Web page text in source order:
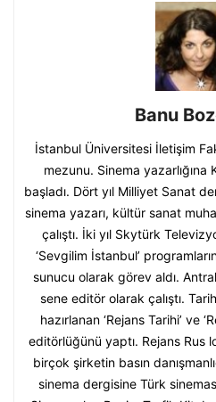
Banu
İstanbul Üniversitesi İletişim
mezunu. Sinema
başladı. Dört yıl Milliyet Sanat
sinema yazarı, kültür sanat
çalıştı. İki yıl Skytürk
‘Sevgilim İstanbul’
sunucu olarak görev aldı.
sene editör olarak çalıştı.
hazırlanan ‘Rejans Tarihi’ ve
editörlüğünü yaptı. Rejans Rus
birçok şirketin basın
sinema dergisine Türk